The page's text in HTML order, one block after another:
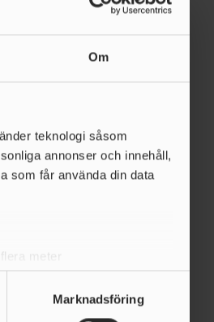
Om
teknologi såsom
annonser och innehåll,
som får använda din data
meter
. Du kan ändra
Marknadsföring